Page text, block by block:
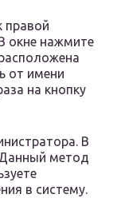
правой
окне нажмите
от имени
на кнопку
В
Данный метод
в систему.